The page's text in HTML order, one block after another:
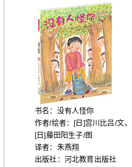
书名：没有人怪你
作者/绘者：[日]宫川比吕/文，
[日]藤田阳生子/图
译者：朱燕翔
出版社：河北教育出版社